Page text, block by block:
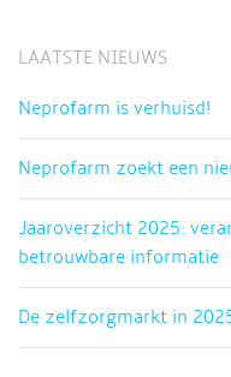
LAATSTE NIEUWS
Neprofarm is verhuisd!
Neprofarm zoekt een
Jaaroverzicht 2025:
betrouwbare informatie
De zelfzorgmarkt in